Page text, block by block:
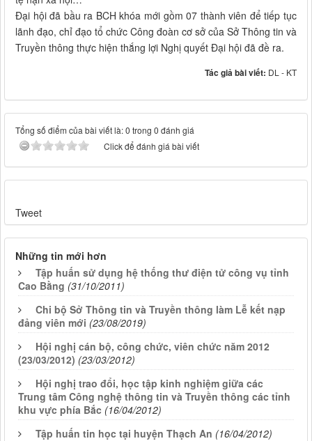
Đại hội đã bầu ra BCH khóa mới gồm 07 thành viên để tiếp tục
lãnh đạo, chỉ đạo tổ chức Công đoàn cơ sở của Sở Thông tin và
Truyền thông thực hiện thắng lợi Nghị quyết Đại hội đã đề ra.
Tác giả bài viết: DL - KT
Tổng số điểm của bài viết là: 0 trong 0 đánh giá
Click để đánh giá bài viết
Tweet
Những tin mới hơn
Tập huấn sử dụng hệ thống thư điện tử công vụ tỉnh
Cao Bằng (31/10/2011)
Chi bộ Sở Thông tin và Truyền thông làm Lễ kết nạp
đảng viên mới (23/08/2019)
Hội nghị cán bộ, công chức, viên chức năm 2012
(23/03/2012) (23/03/2012)
Hội nghị trao đổi, học tập kinh nghiệm giữa các
Trung tâm Công nghệ thông tin và Truyền thông các tỉnh
khu vực phía Bắc (16/04/2012)
Tập huấn tin học tại huyện Thạch An (16/04/2012)